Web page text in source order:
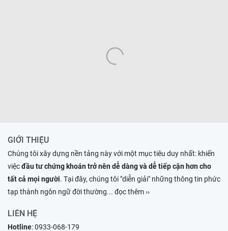
GIỚI THIỆU
Chúng tôi xây dựng nền tảng này với một mục tiêu duy nhất: khiến
việcđầu tư chứng khoán trở nên dễ dàng và dễ tiếp cận hơn cho
tất cả mọi người. Tại đây, chúng tôi "diễn giải" những thông tin phức
tạp thành ngôn ngữ đời thường... đọc thêm ››
LIÊN HỆ
Hotline:0933-068-179